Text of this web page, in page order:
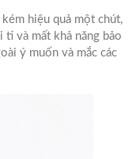
hiệu quả một chút,
và mất khả năng bảo
ý muốn và mắc các